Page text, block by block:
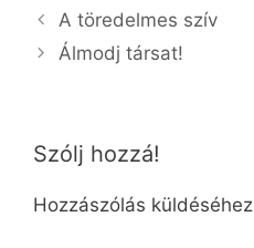
A töredelmes szív
Álmodj társat!
Szólj hozzá!
Hozzászólás küldéséhez